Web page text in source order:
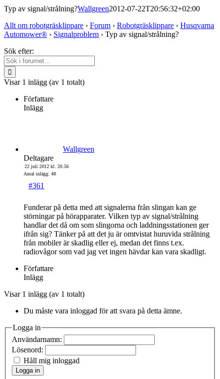
Typ av signal/strålning?Wallgreen2012-07-22T20:56:32+02:00
Allt om robotgräsklippare › Forum › Robotgräsklippare › Husqvarna
Automower® › Signalproblem › Typ av signal/strålning?
Sök efter:
Visar 1 inlägg (av 1 totalt)
Författare
Inlägg
Wallgreen
Deltagare
22 juli 2012 kl. 20.56
Antal inlägg: 48
#361
Funderar på detta med att signalerna från slingan kan ge
störningar på hörapparater. Vilken typ av signal/strålning
handlar det då om som slingorna och laddningsstationen ger
ifrån sig? Tänker på att det ju är omtvistat huruvida strålning
från mobiler är skadlig eller ej, medan det finns t.ex.
radiovågor som vad jag vet ingen hävdar kan vara skadligt.
Författare
Inlägg
Visar 1 inlägg (av 1 totalt)
Du måste vara inloggad för att svara på detta ämne.
Logga in
Användarnamn:
Lösenord:
Håll mig inloggad
Logga in